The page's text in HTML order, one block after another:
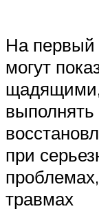
На первый
могут
щадящими,
при
травмах